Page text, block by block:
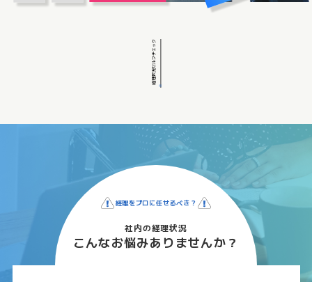
経理状況セルフチェック
経理をプロに任せるべき？
社内の経理状況
こんなお悩みありませんか？